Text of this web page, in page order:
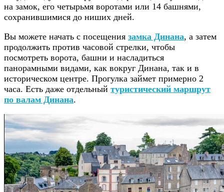
на замок, его четырьмя воротами или 14 башнями,
сохранившимися до ниших дней.
Вы можете начать с посещения замка Динана, а затем
продолжить против часовой стрелки, чтобы
посмотреть ворота, башни и насладиться
панорамными видами, как вокруг Динана, так и в
историческом центре. Прогулка займет примерно 2
часа. Есть даже отдельный туристический маршрут
по валам Динана.